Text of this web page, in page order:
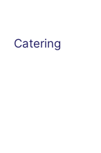
Catering